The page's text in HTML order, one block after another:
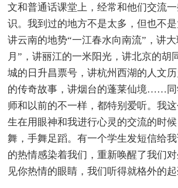
文和普通话课堂上，经常和他们交流
识。我到过的地方不是太多，但也不
讲云南的地势“一江春水向南流”，讲
月”，讲丽江的一米阳光，讲北京的胡
城的日升昌票号，讲杭州西湖的人文
的传奇故事，讲烟台的蓬莱仙境……同
师和以前的不一样，都特别爱听。我
生在用眼神和我进行心灵的交流的时
舞，手舞足蹈。有一个学生发短信给
的热情感染着我们，重新唤醒了我们
见你热情的眼睛，我们听得就格外的起